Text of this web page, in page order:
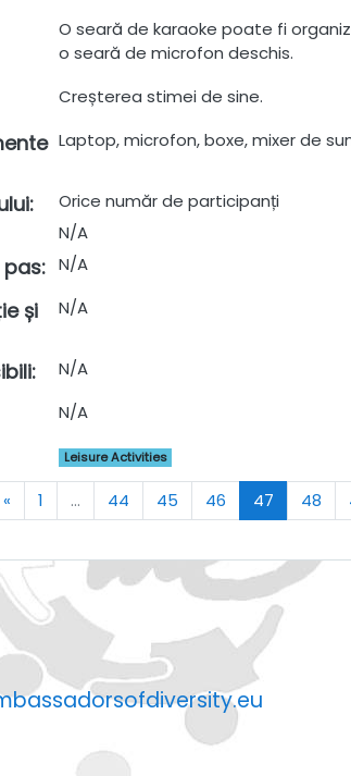
O seară de karaoke poate fi
o seară de microfon deschis.
Creșterea stimei de sine.
Laptop, microfon, boxe, mixer de
: Orice număr de participanți
N/A
pas: N/A
și
N/A
: N/A
N/A
Leisure Activities
«Previous
1 … 44 45 46 47(current)
48